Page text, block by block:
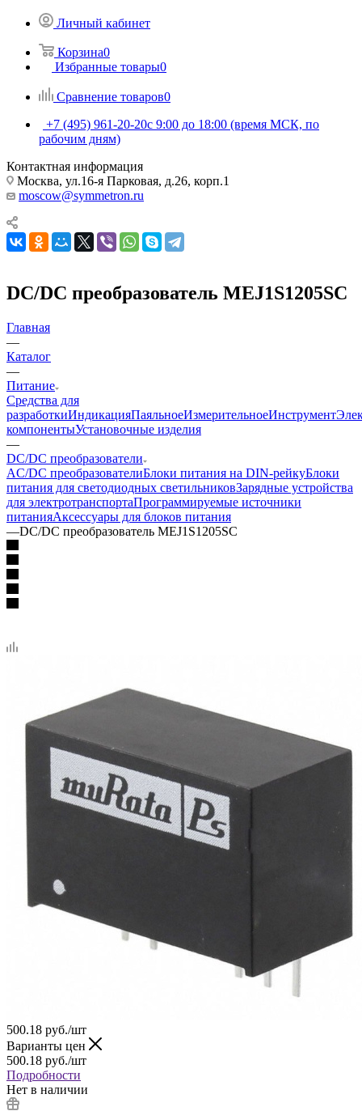
Личный кабинет
Корзина0
Избранные товары0
Сравнение товаров0
+7 (495) 961-20-20с 9:00 до 18:00 (время МСК, по
рабочим дням)
Контактная информация
Москва, ул.16-я Парковая, д.26, корп.1
moscow@symmetron.ru
DC/DC преобразователь MEJ1S1205SC
Главная
—
Каталог
—
Питание
Средства для
разработкиИндикацияПаяльноеИзмерительноеИнструмент
компонентыУстановочные изделия
—
DC/DC преобразователи
AC/DC преобразователиБлоки питания на DIN-рейкуБлоки
питания для светодиодных светильниковЗарядные устройства
для электротранспортаПрограммируемые источники
питанияАксессуары для блоков питания
—DC/DC преобразователь MEJ1S1205SC
500.18 руб./шт
Варианты цен
500.18 руб./шт
Подробности
Нет в наличии